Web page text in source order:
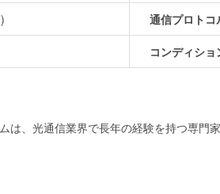
通信プロトコ
コンディショ
、光通信業界で長年の経験を持つ専門